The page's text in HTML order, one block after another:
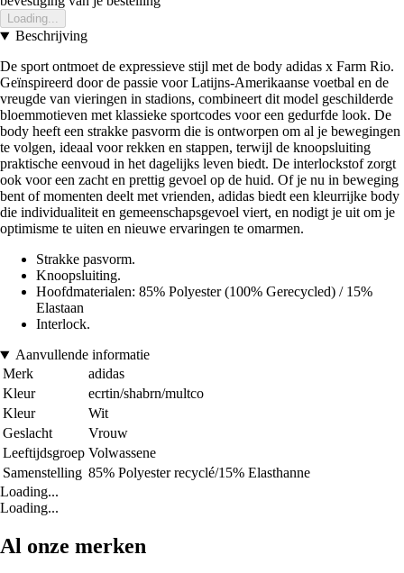
Loading...
Beschrijving
De sport ontmoet de expressieve stijl met de body adidas x Farm Rio.
Geïnspireerd door de passie voor Latijns-Amerikaanse voetbal en de
vreugde van vieringen in stadions, combineert dit model geschilderde
bloemmotieven met klassieke sportcodes voor een gedurfde look. De
body heeft een strakke pasvorm die is ontworpen om al je bewegingen
te volgen, ideaal voor rekken en stappen, terwijl de knoopsluiting
praktische eenvoud in het dagelijks leven biedt. De interlockstof zorgt
ook voor een zacht en prettig gevoel op de huid. Of je nu in beweging
bent of momenten deelt met vrienden, adidas biedt een kleurrijke body
die individualiteit en gemeenschapsgevoel viert, en nodigt je uit om je
optimisme te uiten en nieuwe ervaringen te omarmen.
Strakke pasvorm.
Knoopsluiting.
Hoofdmaterialen: 85% Polyester (100% Gerecycled) / 15%
Elastaan
Interlock.
Aanvullende informatie
Merk
adidas
Kleur
ecrtin/shabrn/multco
Kleur
Wit
Geslacht
Vrouw
Leeftijdsgroep Volwassene
Samenstelling 85% Polyester recyclé/15% Elasthanne
Loading...
Loading...
Al onze merken